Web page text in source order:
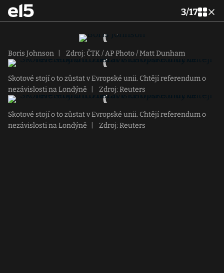
3/17
Boris Johnson Zdroj: ČTK / AP Photo / Matt Dunham
Skotové stojí o to zůstat v Evropské unii. Chtějí referendum o
nezávislosti na Londýně
Zdroj: Reuters
Skotové stojí o to zůstat v Evropské unii. Chtějí referendum o
nezávislosti na Londýně
Zdroj: Reuters